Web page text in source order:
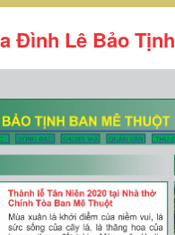
Đình Lê Bảo Tịnh